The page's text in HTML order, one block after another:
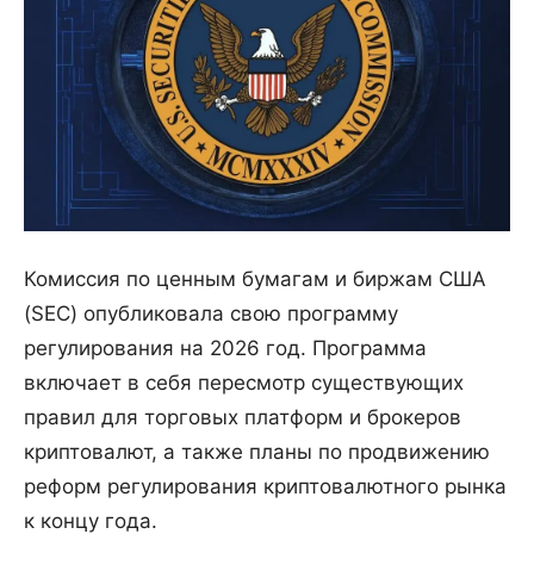
Комиссия по ценным бумагам и биржам США
(SEC) опубликовала свою программу
регулирования на 2026 год. Программа
включает в себя пересмотр существующих
правил для торговых платформ и брокеров
криптовалют, а также планы по продвижению
реформ регулирования криптовалютного рынка
к концу года.